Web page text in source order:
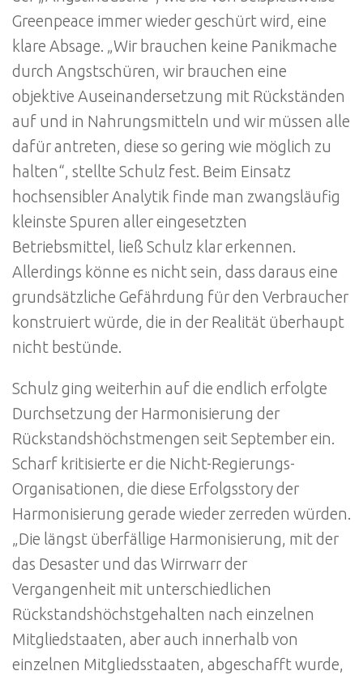
Greenpeace immer wieder geschürt wird, eine
klare Absage. „Wir brauchen keine Panikmache
durch Angstschüren, wir brauchen eine
objektive Auseinandersetzung mit Rückständen
auf und in Nahrungsmitteln und wir müssen alle
dafür antreten, diese so gering wie möglich zu
halten“, stellte Schulz fest. Beim Einsatz
hochsensibler Analytik finde man zwangsläufig
kleinste Spuren aller eingesetzten
Betriebsmittel, ließ Schulz klar erkennen.
Allerdings könne es nicht sein, dass daraus eine
grundsätzliche Gefährdung für den Verbraucher
konstruiert würde, die in der Realität überhaupt
nicht bestünde.
Schulz ging weiterhin auf die endlich erfolgte
Durchsetzung der Harmonisierung der
Rückstandshöchstmengen seit September ein.
Scharf kritisierte er die Nicht-Regierungs-
Organisationen, die diese Erfolgsstory der
Harmonisierung gerade wieder zerreden würden.
„Die längst überfällige Harmonisierung, mit der
das Desaster und das Wirrwarr der
Vergangenheit mit unterschiedlichen
Rückstandshöchstgehalten nach einzelnen
Mitgliedstaaten, aber auch innerhalb von
einzelnen Mitgliedsstaaten, abgeschafft wurde,